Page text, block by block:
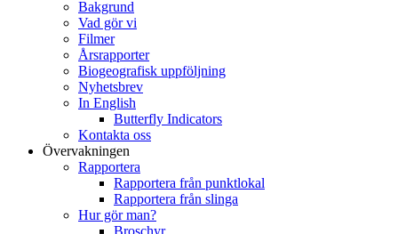
Bakgrund
Vad gör vi
Filmer
Årsrapporter
Biogeografisk uppföljning
Nyhetsbrev
In English
Butterfly Indicators
Kontakta oss
Övervakningen
Rapportera
Rapportera från punktlokal
Rapportera från slinga
Hur gör man?
Broschyr